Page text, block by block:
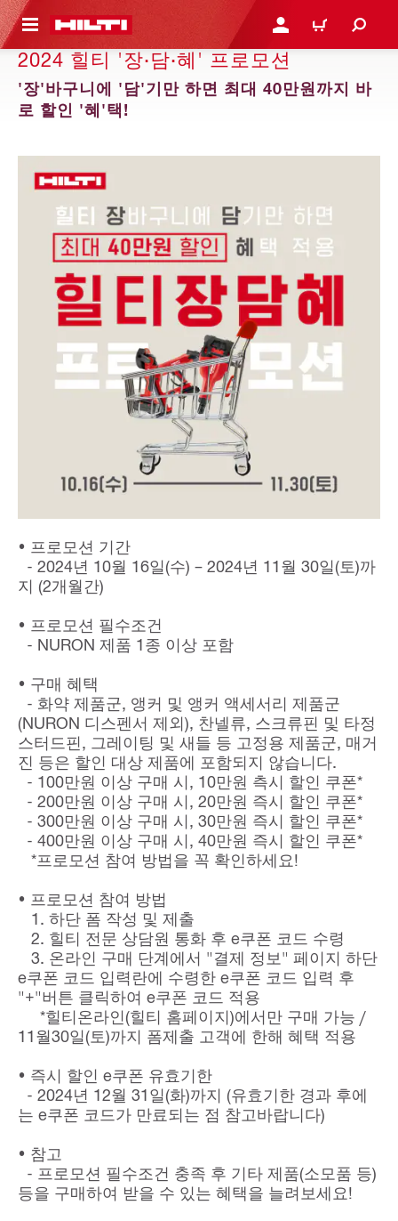
으로 건너뛰기 로그인 또는 회원가입
장바구니
2024 힐티 '장·담·혜' 프로모션
'장'바구니에 '담'기만 하면 최대 40만원까지 바
로 할인 '혜'택!
• 프로모션 기간
- 2024년 10월 16일(수) – 2024년 11월 30일(토)까
지 (2개월간)
• 프로모션 필수조건
- NURON 제품 1종 이상 포함
• 구매 혜택
- 화약 제품군, 앵커 및 앵커 액세서리 제품군
(NURON 디스펜서 제외), 찬넬류, 스크류핀 및 타정
스터드핀, 그레이팅 및 새들 등 고정용 제품군, 매거
진 등은 할인 대상 제품에 포함되지 않습니다.
- 100만원 이상 구매 시, 10만원 측시 할인 쿠폰*
- 200만원 이상 구매 시, 20만원 즉시 할인 쿠폰*
- 300만원 이상 구매 시, 30만원 즉시 할인 쿠폰*
- 400만원 이상 구매 시, 40만원 즉시 할인 쿠폰*
*프로모션 참여 방법을 꼭 확인하세요!
• 프로모션 참여 방법
1. 하단 폼 작성 및 제출
2. 힐티 전문 상담원 통화 후 e쿠폰 코드 수령
3. 온라인 구매 단계에서 "결제 정보" 페이지 하단
e쿠폰 코드 입력란에 수령한 e쿠폰 코드 입력 후
"+"버튼 클릭하여 e쿠폰 코드 적용
*힐티온라인(힐티 홈페이지)에서만 구매 가능 /
11월30일(토)까지 폼제출 고객에 한해 혜택 적용
• 즉시 할인 e쿠폰 유효기한
- 2024년 12월 31일(화)까지 (유효기한 경과 후에
는 e쿠폰 코드가 만료되는 점 참고바랍니다)
• 참고
- 프로모션 필수조건 충족 후 기타 제품(소모품 등)
등을 구매하여 받을 수 있는 혜택을 늘려보세요!